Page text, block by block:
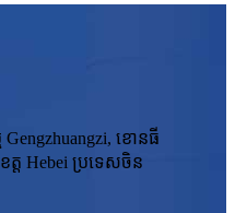
Gengzhuangzi, ខោនធី
ត្ត Hebei ប្រទេសចិន